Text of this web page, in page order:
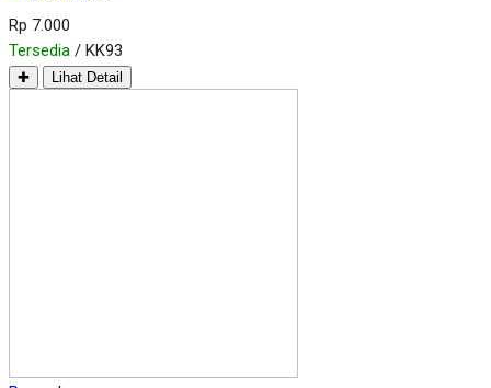
Rp 7.000
Tersedia / KK93
✚ Lihat Detail